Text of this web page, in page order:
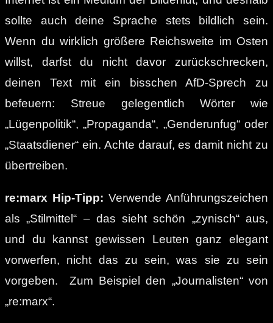
sollte auch deine Sprache stets bildlich sein.
Wenn du wirklich größere Reichsweite im Osten
willst, darfst du nicht davor zurückschrecken,
deinen Text mit ein bisschen AfD-Sprech zu
befeuern: Streue gelegentlich Wörter wie
„Lügenpolitik“, „Propaganda“, „Genderunfug“ oder
„Staatsdiener“ ein. Achte darauf, es damit nicht zu
übertreiben.
re:marx Hip-Tipp: Verwende Anführungszeichen
als „Stilmittel“ – das sieht schön „zynisch“ aus,
und du kannst gewissen Leuten ganz elegant
vorwerfen, nicht das zu sein, was sie zu sein
vorgeben. Zum Beispiel den „Journalisten“ von
„re:marx“.